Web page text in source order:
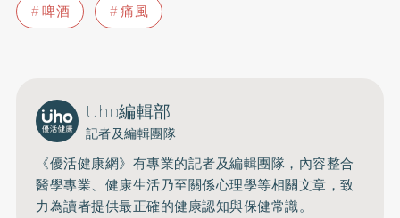
啤酒 痛風
Uho編輯部
記者及編輯團隊
《優活健康網》有專業的記者及編輯團隊，內容整合
醫學專業、健康生活乃至關係心理學等相關文章，致
力為讀者提供最正確的健康認知與保健常識。